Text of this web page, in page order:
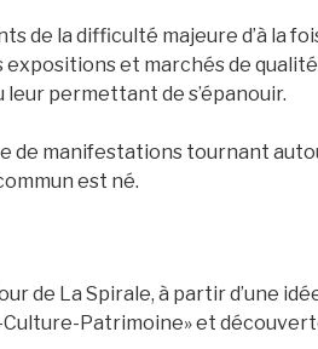
de la difficulté majeure d’à la
et marchés de
permettant de s’épanouir.
de manifestations tournant
est né.
de La Spirale, à partir d’une
Patrimoine» et